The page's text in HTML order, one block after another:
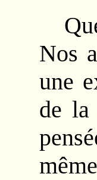
Nos
une
de la